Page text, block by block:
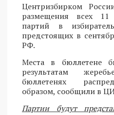
Центризбирком
размещения всех 11
партий в
предстоящих в
РФ.
Места в бюллетене
результатам
бюллетенях
образом, сообщили в
Партии будут